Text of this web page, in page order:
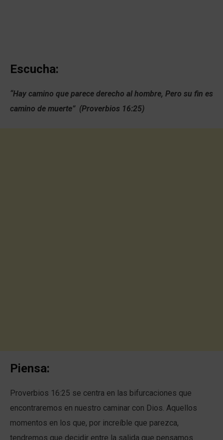
Escucha:
“Hay camino que parece derecho al hombre, Pero su fin es
camino de muerte” (Proverbios 16:25)
Piensa:
Proverbios 16:25 se centra en las bifurcaciones que
encontraremos en nuestro caminar con Dios. Aquellos
momentos en los que, por increíble que parezca,
tendremos que decidir entre la salida que pensamos